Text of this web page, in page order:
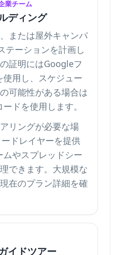
業チーム
ディング
または屋外キャンパ
テーションを計画し
証明にはGoogleフ
使用し、スケジュー
可能性がある場合は
ドを使用します。
リングが必要な場
ドレイヤーを提供
やスプレッドシー
できます。大規模な
現在のプラン詳細を確
イドツアー